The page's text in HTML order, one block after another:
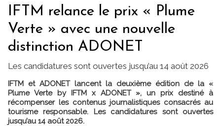
IFTM relance le prix « Plume
Verte » avec une nouvelle
distinction ADONET
Les candidatures sont ouvertes jusqu’au 14 août 2026
IFTM et ADONET lancent la deuxième édition de la «
Plume Verte by IFTM x ADONET », un prix destiné à
récompenser les contenus journalistiques consacrés au
tourisme responsable. Les candidatures sont ouvertes
jusqu’au 14 août 2026.